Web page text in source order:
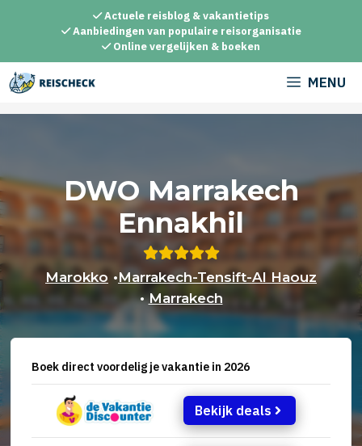
inhoud
Actuele reisblog & vakantietips
Aanbiedingen van populaire reisorganisatie
Online vergelijken & boeken
MENU
DWO Marrakech
Ennakhil
Marokko •Marrakech-Tensift-Al Haouz
•Marrakech
Boek direct voordelig je vakantie in 2026
Bekijk deals